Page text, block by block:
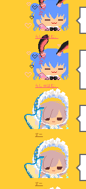
らしゅはむ。
らしゅはむ。
すー
すー